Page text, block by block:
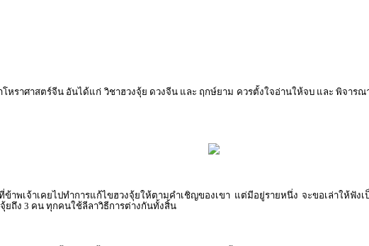
ราศาสตร์จีน อันได้แก่ วิชาฮวงจุ้ย ดวงจีน และ ฤกษ์ยาม ควรตั้งใจอ่านให้จบ และ พิจา
พเจ้าเคยไปทำการแก้ไขฮวงจุ้ยให้ตามคำเชิญของเขา แต่มีอยู่รายหนึ่ง จะขอเล่าให้ฟัง
ยถึง 3 คน ทุกคนใช้ลีลาวิธีการต่างกันทั้งสิ้น